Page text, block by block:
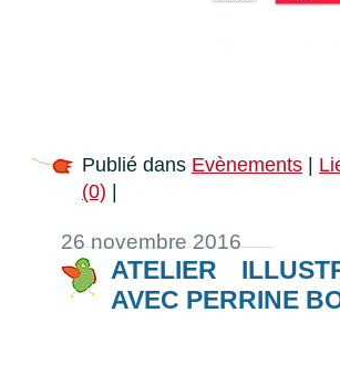
Publié dans Evènements |
(0) |
26 novembre 2016
ATELIER
AVEC PERRINE